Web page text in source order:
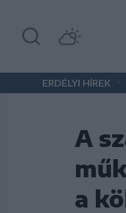
ERDÉLYI HÍREK
A
a